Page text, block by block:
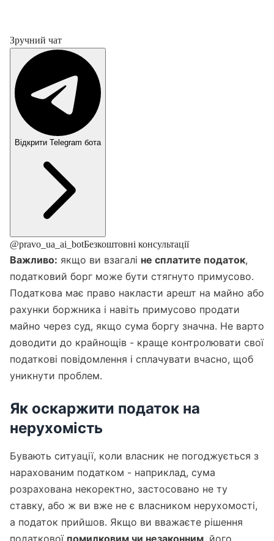
Зручний чат
Відкрити Telegram бота
@pravo_ua_ai_botБезкоштовні консультації
Важливо: якщо ви взагалі не сплатите податок,
податковий борг може бути стягнуто примусово.
Податкова має право накласти арешт на майно або
рахунки боржника і навіть примусово продати
майно через суд, якщо сума боргу значна. Не варто
доводити до крайнощів - краще контролювати свої
податкові повідомлення і сплачувати вчасно, щоб
уникнути проблем.
Як оскаржити податок на
нерухомість
Бувають ситуації, коли власник не погоджується з
нарахованим податком - наприклад, сума
розрахована некоректно, застосовано не ту
ставку, або ж ви вже не є власником нерухомості,
а податок прийшов. Якщо ви вважаєте рішення
податкової помилковим чи незаконним , його